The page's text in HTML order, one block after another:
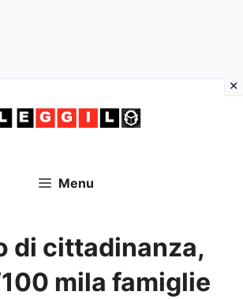
Menu
di cittadinanza,
mila famiglie